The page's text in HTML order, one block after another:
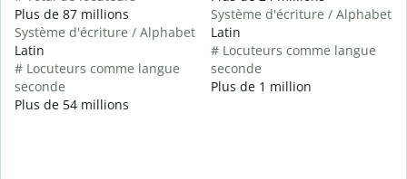
Plus de 87 millions
Système d'écriture / Alphabet
Latin
# Locuteurs comme langue
seconde
Plus de 54 millions
Système d'écriture / Alphabet
Latin
# Locuteurs comme langue
seconde
Plus de 1 million